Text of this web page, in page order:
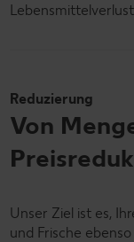
Reduzierung
Von
Unser Ziel ist es,
und Frische